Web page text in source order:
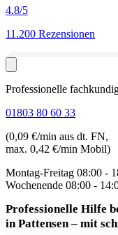
4.8/5
11.200 Rezensionen
Professionelle
01803 80 60 33
(0,09 €/min aus dt. FN,
max. 0,42 €/min Mobil)
Montag-Freitag 08:00 -
Wochenende 08:00 -
Professionelle Hilfe
in Pattensen– mit